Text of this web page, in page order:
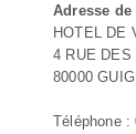
Adresse
HOTEL DE
4 RUE DES
80000
Téléphone :